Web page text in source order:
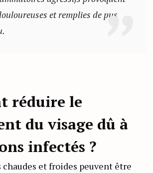
et remplies de pus
réduire le
du visage dû à
infectés ?
chaudes et froides peuvent être